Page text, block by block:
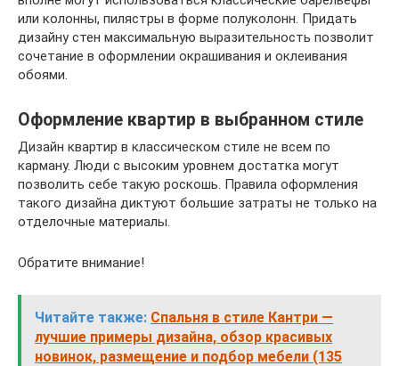
или колонны, пилястры в форме полуколонн. Придать
дизайну стен максимальную выразительность позволит
сочетание в оформлении окрашивания и оклеивания
обоями.
Оформление квартир в выбранном стиле
Дизайн квартир в классическом стиле не всем по
карману. Люди с высоким уровнем достатка могут
позволить себе такую роскошь. Правила оформления
такого дизайна диктуют большие затраты не только на
отделочные материалы.
Обратите внимание!
Читайте также: Спальня в стиле Кантри —
лучшие примеры дизайна, обзор красивых
новинок, размещение и подбор мебели (135